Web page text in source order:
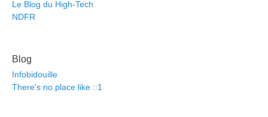
Le Blog du High-Tech
NDFR
Blog
Infobidouille
There's no place like ::1